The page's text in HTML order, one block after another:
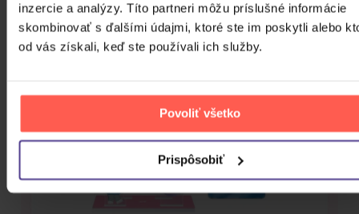
inzercie a analýzy. Títo partneri môžu príslušné informácie
skombinovať s ďalšími údajmi, ktoré ste im poskytli alebo
od vás získali, keď ste používali ich služby.
Povoliť všetko
Prispôsobiť